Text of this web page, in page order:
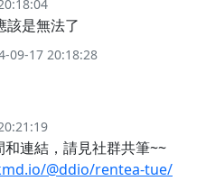
該是無法了
09-17 20:18:28
和連結，請見社群共筆~~
@ddio/rentea-tue/